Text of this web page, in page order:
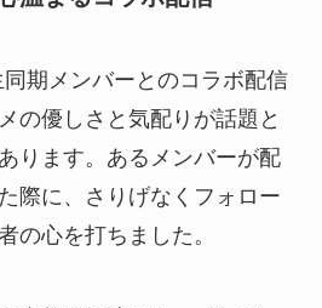
期メンバーとのコラボ配信
の優しさと気配りが話題と
ります。あるメンバーが配
際に、さりげなくフォロー
の心を打ちました。